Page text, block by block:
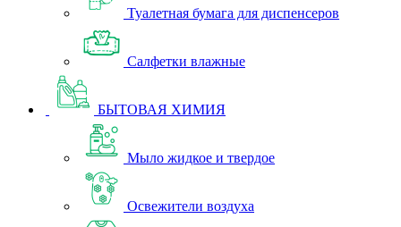
Туалетная бумага для диспенсеров
Салфетки влажные
БЫТОВАЯ ХИМИЯ
Мыло жидкое и твердое
Освежители воздуха